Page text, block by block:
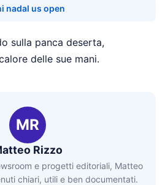
nadal us open
sulla panca deserta,
delle sue mani.
MR
Rizzo
e progetti editoriali, Matteo
chiari, utili e ben documentati.